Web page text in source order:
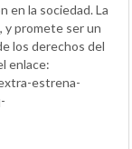
en la sociedad. La
y promete ser un
los derechos del
enlace:
estrena-